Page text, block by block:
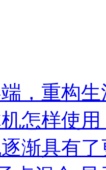
，重构
怎样使用
渐具有